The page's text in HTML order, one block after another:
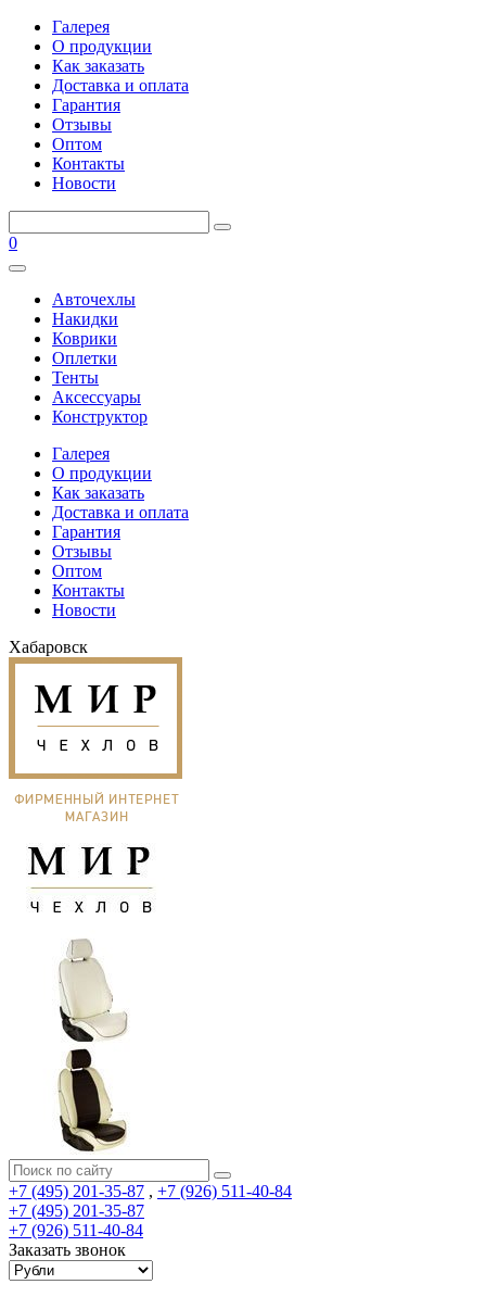
Галерея
О продукции
Как заказать
Доставка и оплата
Гарантия
Отзывы
Оптом
Контакты
Новости
0
Авточехлы
Накидки
Коврики
Оплетки
Тенты
Аксессуары
Конструктор
Галерея
О продукции
Как заказать
Доставка и оплата
Гарантия
Отзывы
Оптом
Контакты
Новости
Хабаровск
+7 (495) 201-35-87 , +7 (926) 511-40-84
+7 (495) 201-35-87
+7 (926) 511-40-84
Заказать звонок